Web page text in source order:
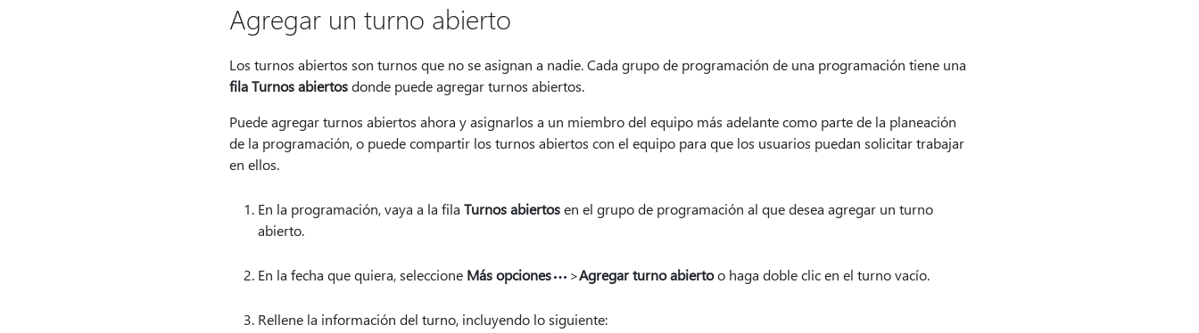
Agregar un turno abierto
Los turnos abiertos son turnos que no se asignan a nadie. Cada grupo de programación de una programación tiene una
fila Turnos abiertosdonde puede agregar turnos abiertos.
Puede agregar turnos abiertos ahora y asignarlos a un miembro del equipo más adelante como parte de la planeación
de la programación, o puede compartir los turnos abiertos con el equipo para que los usuarios puedan solicitar trabajar
en ellos.
En la programación, vaya a la fila Turnos abiertosen el grupo de programación al que desea agregar un turno
abierto.
En la fecha que quiera, seleccione Más opciones >Agregar turno abiertoo haga doble clic en el turno vacío.
Rellene la información del turno, incluyendo lo siguiente: